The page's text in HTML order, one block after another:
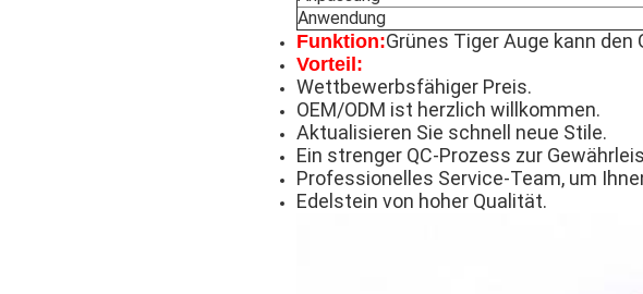
Anwendung
Funktion:Grünes Tiger Auge kann
Vorteil:
Wettbewerbsfähiger Preis.
OEM/ODM ist herzlich willkommen.
Aktualisieren Sie schnell neue Stile.
Ein strenger QC-Prozess zur
Professionelles Service-Team, um
Edelstein von hoher Qualität.